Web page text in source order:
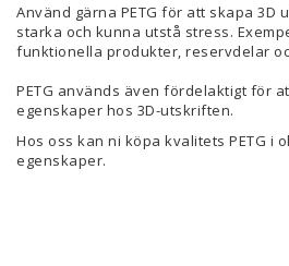
3D-Pennor & Tillbehör
Använd gärna PETG för att skapa 3D
starka och kunna utstå stress.
funktionella produkter, reservdelar
PETG används även fördelaktigt för
egenskaper hos 3D-utskriften.
Hos oss kan ni köpa kvalitets PETG i
egenskaper.